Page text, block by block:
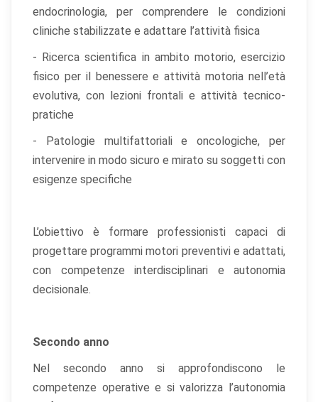
endocrinologia, per comprendere le condizioni
cliniche stabilizzate e adattare l’attività fisica
- Ricerca scientifica in ambito motorio, esercizio
fisico per il benessere e attività motoria nell’età
evolutiva, con lezioni frontali e attività tecnico-
pratiche
- Patologie multifattoriali e oncologiche, per
intervenire in modo sicuro e mirato su soggetti con
esigenze specifiche
L’obiettivo è formare professionisti capaci di
progettare programmi motori preventivi e adattati,
con competenze interdisciplinari e autonomia
decisionale.
Secondo anno
Nel secondo anno si approfondiscono le
competenze operative e si valorizza l’autonomia
Preferenze cookie ×
Cookie necessari Sempre attivi
Indispensabili al funzionamento del sito (sessione,
sicurezza, preferenze tecniche). Senza di essi il sito